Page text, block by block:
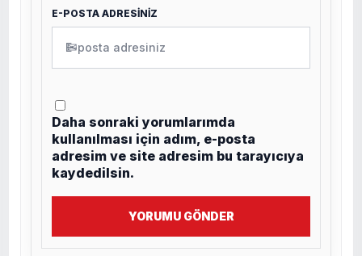
E-POSTA ADRESİNİZ
✉
Daha sonraki yorumlarımda
kullanılması için adım, e-posta
adresim ve site adresim bu tarayıcıya
kaydedilsin.
YORUMU GÖNDER